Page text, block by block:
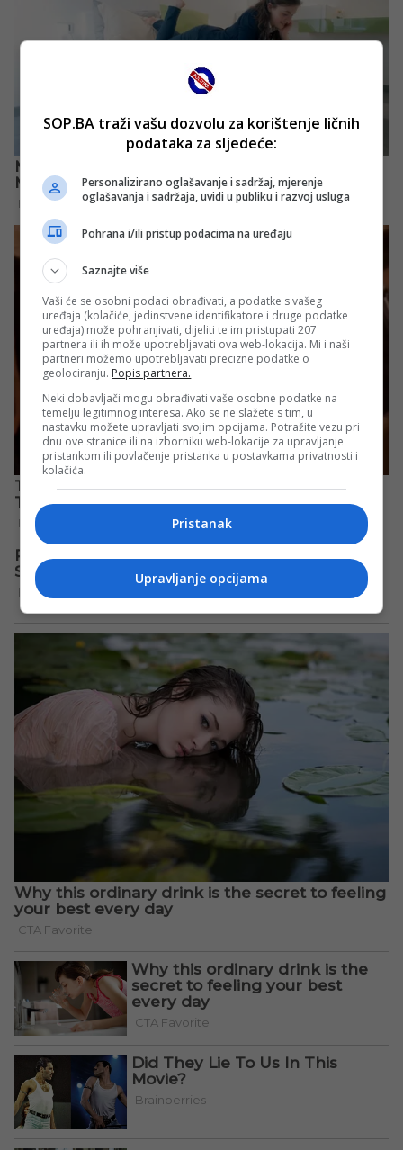
SOP.BA traži vašu dozvolu za korištenje ličnih
podataka za sljedeće:
Personalizirano oglašavanje i sadržaj, mjerenje
oglašavanja i sadržaja, uvidi u publiku i razvoj usluga
Pohrana i/ili pristup podacima na uređaju
Saznajte više
Vaši će se osobni podaci obrađivati, a podatke s vašeg
uređaja (kolačiće, jedinstvene identifikatore i druge podatke
uređaja) može pohranjivati, dijeliti te im pristupati 207
partnera ili ih može upotrebljavati ova web-lokacija. Mi i naši
partneri možemo upotrebljavati precizne podatke o
geolociranju. Popis partnera.
Neki dobavljači mogu obrađivati vaše osobne podatke na
temelju legitimnog interesa. Ako se ne slažete s tim, u
nastavku možete upravljati svojim opcijama. Potražite vezu pri
dnu ove stranice ili na izborniku web-lokacije za upravljanje
pristankom ili povlačenje pristanka u postavkama privatnosti i
kolačića.
Pristanak
Upravljanje opcijama